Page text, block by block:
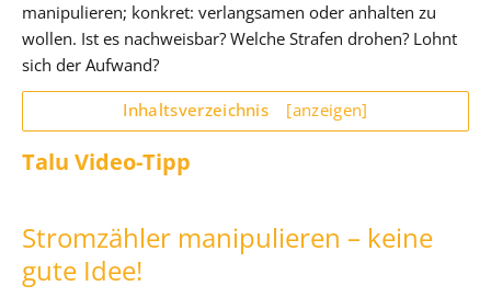
manipulieren; konkret: verlangsamen oder anhalten zu
wollen. Ist es nachweisbar? Welche Strafen drohen? Lohnt
sich der Aufwand?
Inhaltsverzeichnis [anzeigen]
Talu Video-Tipp
Stromzähler manipulieren – keine
gute Idee!